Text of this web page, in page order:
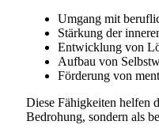
Umgang mit
Stärkung der
Entwicklung von
Aufbau von
Förderung von
Diese Fähigkeiten helfen
Bedrohung, sondern als